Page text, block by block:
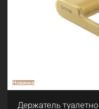
Новинка
Держатель